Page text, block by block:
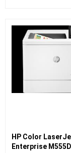
HP Color
Enterprise